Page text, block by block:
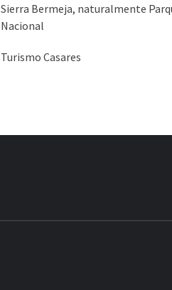
Sierra Bermeja, naturalmente
Nacional
Turismo Casares